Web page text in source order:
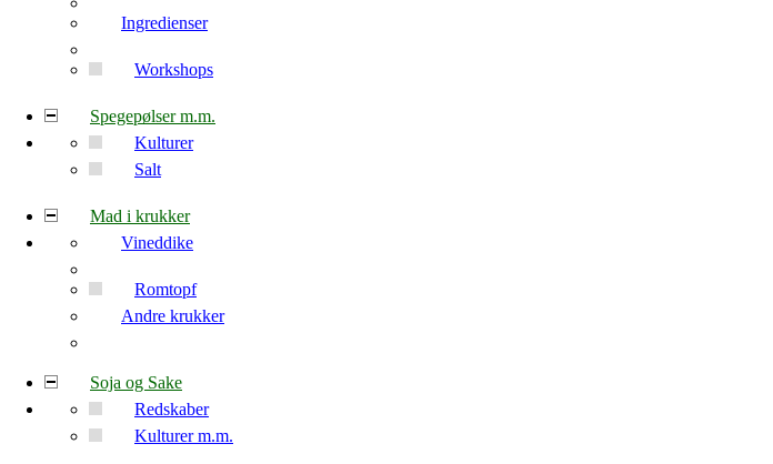
Ingredienser
Workshops
Spegepølser m.m.
Kulturer
Salt
Mad i krukker
Vineddike
Romtopf
Andre krukker
Soja og Sake
Redskaber
Kulturer m.m.